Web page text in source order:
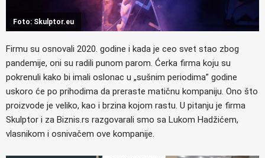
Foto: Skulptor.eu
Firmu su osnovali 2020. godine i kada je ceo svet stao zbog
pandemije, oni su radili punom parom. Ćerka firma koju su
pokrenuli kako bi imali oslonac u „sušnim periodima” godine
uskoro će po prihodima da preraste matičnu kompaniju. Ono što
proizvode je veliko, kao i brzina kojom rastu. U pitanju je firma
Skulptor i za Biznis.rs razgovarali smo sa Lukom Hadžićem,
vlasnikom i osnivačem ove kompanije.